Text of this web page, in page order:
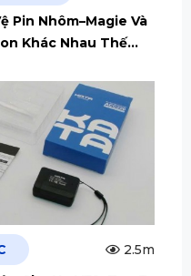
Pin Nhôm–Magie Và
Khác Nhau Thế
2.5m